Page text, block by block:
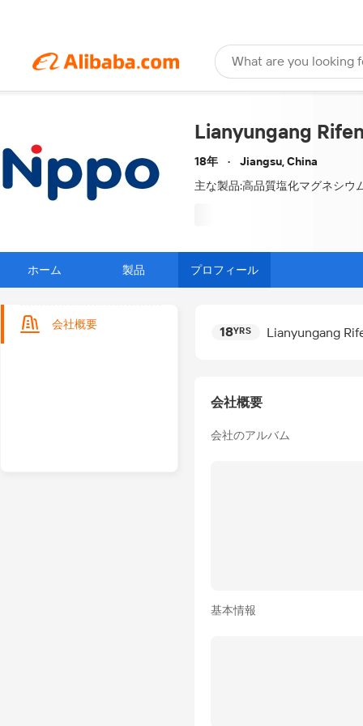
What are you looking
Lianyungang
18年
Jiangsu, China
主な製品:高品質塩化マグネシウ
ホーム 製品 プロフィール
会社概要 18YRS Lianyungang
会社概要
会社のアルバム
基本情報